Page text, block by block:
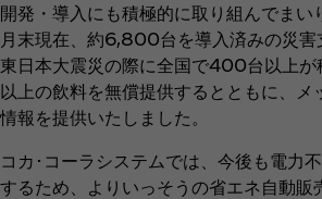
開発・導入にも積極的に取り組んでまい
月末現在、約6,800台を導入済みの災害
東日本大震災の際に全国で400台以上
以上の飲料を無償提供するとともに、メ
情報を提供いたしました。
コカ･コーラシステムでは、今後も電力
するため、よりいっそうの省エネ自動販